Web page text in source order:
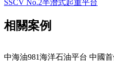
SSCV No.2半潛式起重平台
相關案例
中海油981海洋石油平台 中國